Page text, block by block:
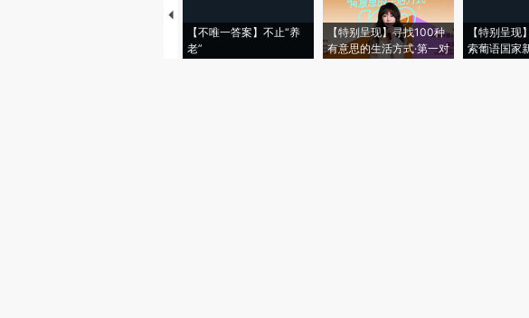
【不唯一答案】不止“养
老”
【特别呈现】寻找100种
有意思的生活方式·第一对
【特别呈现
索葡语国家